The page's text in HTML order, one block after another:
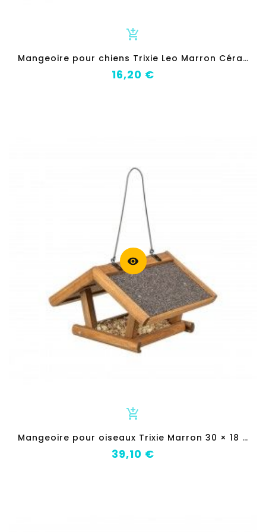
add_shopping_cart
M
angeoire pour chiens Trixie Leo Marron Céramique Ø 12 cm 300 ml
Prix
16,20 €
visibility
add_shopping_cart
M
angeoire pour oiseaux Trixie Marron 30 × 18 × 28 CM
Prix
39,10 €